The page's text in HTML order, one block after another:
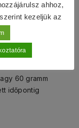
60 gramm
időpontig
ahhoz,
kezeljük az